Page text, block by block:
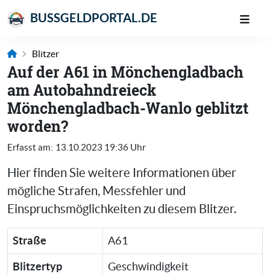
BUSSGELDPORTAL.DE
Blitzer
Auf der A61 in Mönchengladbach
am Autobahndreieck
Mönchengladbach-Wanlo geblitzt
worden?
Erfasst am: 13.10.2023 19:36 Uhr
Hier finden Sie weitere Informationen über
mögliche Strafen, Messfehler und
Einspruchsmöglichkeiten zu diesem Blitzer.
Straße A61
Blitzertyp Geschwindigkeit